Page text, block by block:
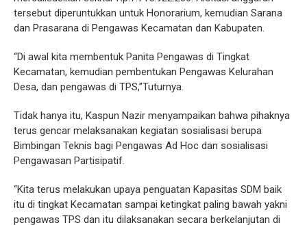
tersebut diperuntukkan untuk Honorarium, kemudian Sarana
dan Prasarana di Pengawas Kecamatan dan Kabupaten.
“Di awal kita membentuk Panita Pengawas di Tingkat
Kecamatan, kemudian pembentukan Pengawas Kelurahan
Desa, dan pengawas di TPS,”Tuturnya.
Tidak hanya itu, Kaspun Nazir menyampaikan bahwa pihaknya
terus gencar melaksanakan kegiatan sosialisasi berupa
Bimbingan Teknis bagi Pengawas Ad Hoc dan sosialisasi
Pengawasan Partisipatif.
“Kita terus melakukan upaya penguatan Kapasitas SDM baik
itu di tingkat Kecamatan sampai ketingkat paling bawah yakni
pengawas TPS dan itu dilaksanakan secara berkelanjutan di